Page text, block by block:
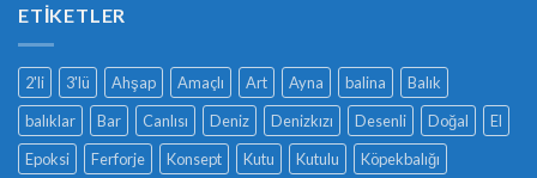
ETIKETLER
2'li 3'lü Ahşap Amaçlı Art Ayna balina
Balık
balıklar
Bar Canlısı Deniz Denizkızı Desenli Doğal
El
Epoksi
Ferforje Konsept Kutu Kutulu
Köpekbalığı